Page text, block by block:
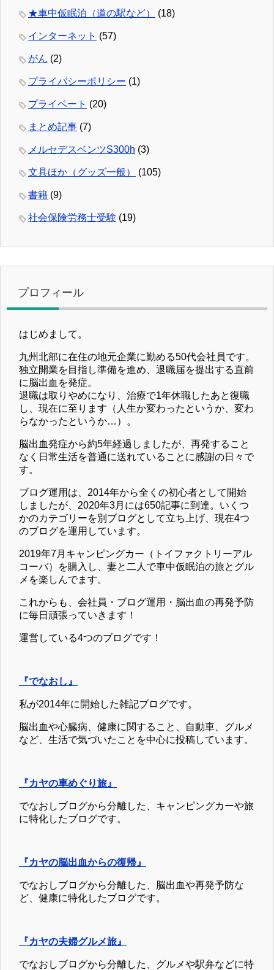
★車中仮眠泊（道の駅など） (18)
インターネット (57)
がん (2)
プライバシーポリシー (1)
プライベート (20)
まとめ記事 (7)
メルセデスベンツS300h (3)
文具ほか（グッズ一般） (105)
書籍 (9)
社会保険労務士受験 (19)
プロフィール
はじめまして。
九州北部に在住の地元企業に勤める50代会社員です。
独立開業を目指し準備を進め、退職届を提出する直前
に脳出血を発症。
退職は取りやめになり、治療で1年休職したあと復職
し、現在に至ります（人生か変わったというか、変わ
らなかったというか…）。
脳出血発症から約5年経過しましたが、再発すること
なく日常生活を普通に送れていることに感謝の日々で
す。
ブログ運用は、2014年から全くの初心者として開始
しましたが、2020年3月には650記事に到達。いくつ
かのカテゴリーを別ブログとして立ち上げ、現在4つ
のブログを運用しています。
2019年7月キャンピングカー（トイファクトリーアル
コーバ）を購入し、妻と二人で車中仮眠泊の旅とグル
メを楽しんでます。
これからも、会社員・ブログ運用・脳出血の再発予防
に毎日頑張っていきます！
運営している4つのブログです！
『でなおし』
私が2014年に開始した雑記ブログです。
脳出血や心臓病、健康に関すること、自動車、グルメ
など、生活で気づいたことを中心に投稿しています。
『カヤの車めぐり旅』
でなおしブログから分離した、キャンピングカーや旅
に特化したブログです。
『カヤの脳出血からの復帰』
でなおしブログから分離した、脳出血や再発予防な
ど、健康に特化したブログです。
『カヤの夫婦グルメ旅』
でなおしブログから分離した、グルメや駅弁などに特